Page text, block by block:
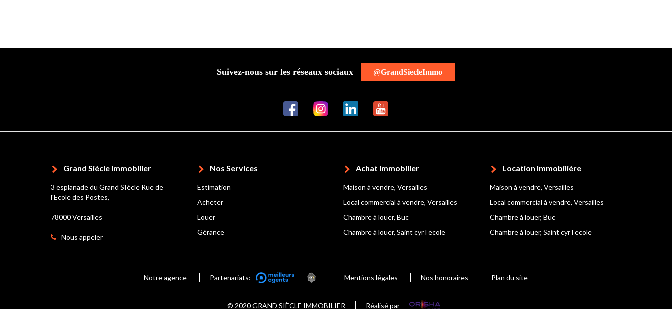
Suivez-nous sur les réseaux sociaux @GrandSiecleImmo
Grand Siècle Immobilier
3 esplanade du Grand SIècle Rue de
l'Ecole des Postes,
78000 Versailles
Nous appeler
Nos Services
Estimation
Acheter
Louer
Gérance
Achat Immobilier
Maison à vendre, Versailles
Local commercial à vendre, Versailles
Chambre à louer, Buc
Chambre à louer, Saint cyr l ecole
Location Immobilière
Maison à vendre, Versailles
Local commercial à vendre, Versailles
Chambre à louer, Buc
Chambre à louer, Saint cyr l ecole
Notre agence Partenariats: Mentions légales Nos honoraires Plan du site
© 2020 GRAND SIÈCLE IMMOBILIER Réalisé par